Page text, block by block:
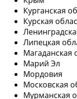
Курганская
Курская
Липецкая
Магаданская
Марий Эл
Мордовия
Московская
Мурманская